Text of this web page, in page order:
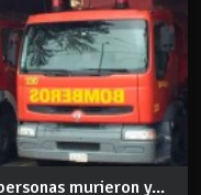
murieron y...